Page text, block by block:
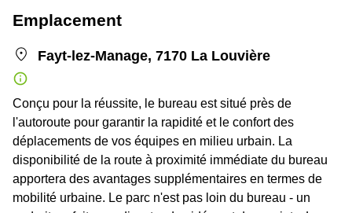
Emplacement
Fayt-lez-Manage, 7170 La Louvière
Conçu pour la réussite, le bureau est situé près de
l'autoroute pour garantir la rapidité et le confort des
déplacements de vos équipes en milieu urbain. La
disponibilité de la route à proximité immédiate du bureau
apportera des avantages supplémentaires en termes de
mobilité urbaine. Le parc n'est pas loin du bureau - un